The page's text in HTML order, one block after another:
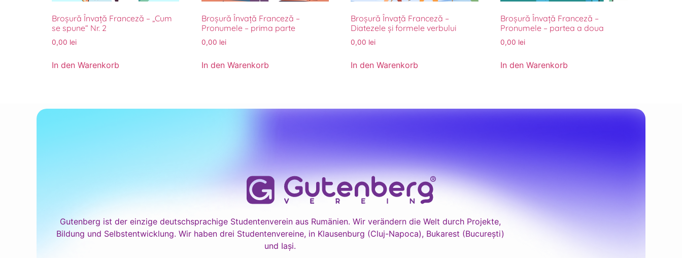
Broșură Învață Franceză – „Cum
se spune“ Nr. 2
0,00 lei
In den Warenkorb
Broșură Învață Franceză –
Pronumele – prima parte
0,00 lei
In den Warenkorb
Broșură Învață Franceză –
Diatezele și formele verbului
0,00 lei
In den Warenkorb
Broșură Învață Franceză –
Pronumele – partea a doua
0,00 lei
In den Warenkorb
Gutenberg ist der einzige deutschsprachige Studentenverein aus Rumänien. Wir verändern die Welt durch Projekte,
Bildung und Selbstentwicklung. Wir haben drei Studentenvereine, in Klausenburg (Cluj-Napoca), Bukarest (București)
und Iași.